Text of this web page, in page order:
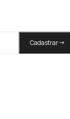
Cadastrar